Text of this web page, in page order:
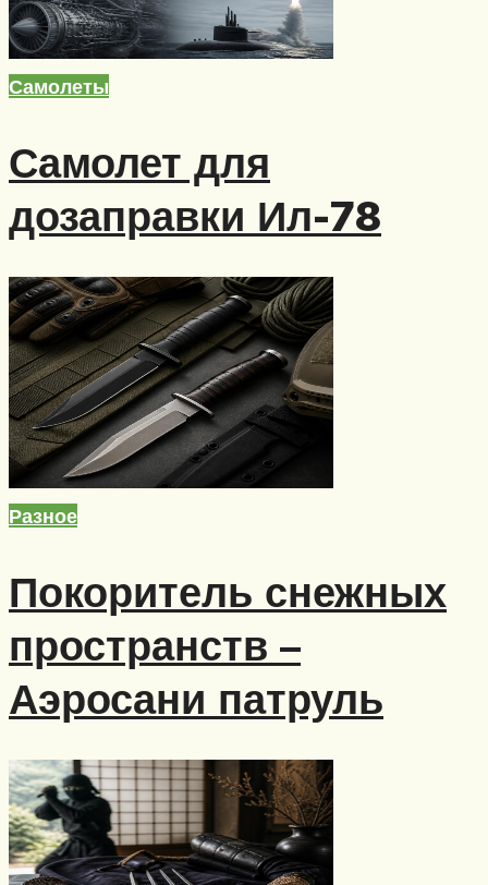
Самолеты
Самолет для
дозаправки Ил-78
Разное
Покоритель снежных
пространств –
Аэросани патруль